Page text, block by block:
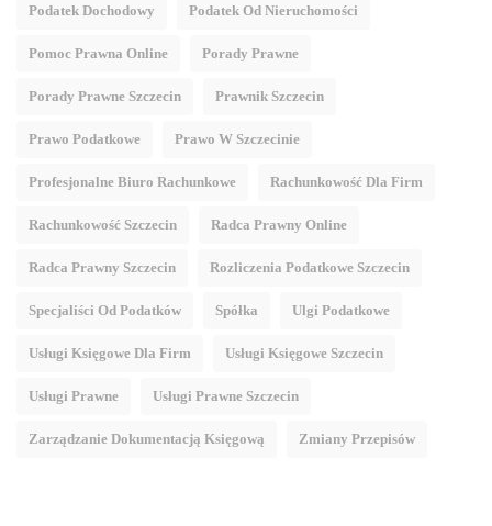
Podatek Dochodowy Podatek Od Nieruchomości
Pomoc Prawna Online Porady Prawne
Porady Prawne Szczecin Prawnik Szczecin
Prawo Podatkowe Prawo W Szczecinie
Profesjonalne Biuro Rachunkowe Rachunkowość Dla Firm
Rachunkowość Szczecin Radca Prawny Online
Radca Prawny Szczecin Rozliczenia Podatkowe Szczecin
Specjaliści Od Podatków Spółka Ulgi Podatkowe
Usługi Księgowe Dla Firm Usługi Księgowe Szczecin
Usługi Prawne Usługi Prawne Szczecin
Zarządzanie Dokumentacją Księgową Zmiany Przepisów